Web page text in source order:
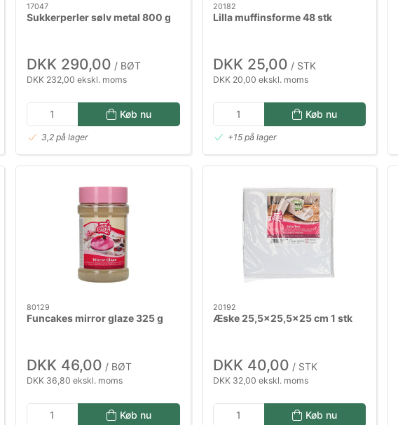
17047
Sukkerperler sølv metal 800 g
DKK 290,00 / BØT
DKK 232,00 ekskl. moms
Køb nu
3,2 på lager
20182
Lilla muffinsforme 48 stk
DKK 25,00 / STK
DKK 20,00 ekskl. moms
Køb nu
+15 på lager
80129
Funcakes mirror glaze 325 g
DKK 46,00 / BØT
DKK 36,80 ekskl. moms
Køb nu
20192
Æske 25,5x25,5x25 cm 1 stk
DKK 40,00 / STK
DKK 32,00 ekskl. moms
Køb nu